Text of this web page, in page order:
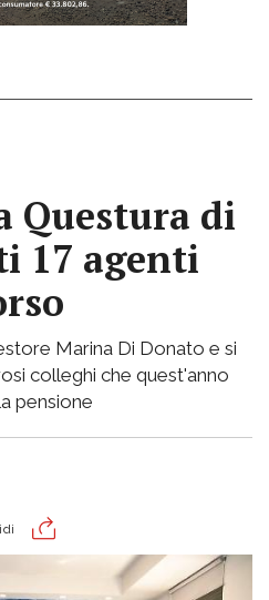
Questura di
17 agenti
Marina Di Donato e si
colleghi che quest'anno
pensione